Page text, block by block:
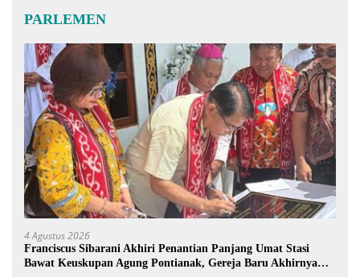
PARLEMEN
4 Agustus 2026
Franciscus Sibarani Akhiri Penantian Panjang Umat Stasi
Bawat Keuskupan Agung Pontianak, Gereja Baru Akhirnya